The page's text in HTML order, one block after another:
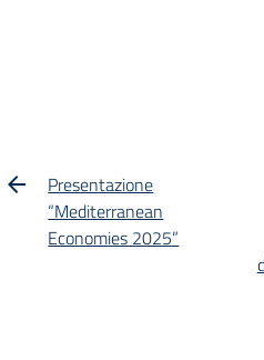
Presentazione
“Mediterranean
Economies 2025”